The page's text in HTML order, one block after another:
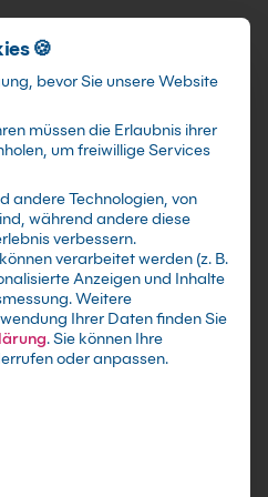
Schnellzugriff
Training,
sowie
oder Inhouse-
- Lerne und erweitere
🍪
bevor Sie unsere Website
müssen die Erlaubnis ihrer
um freiwillige Services
andere Technologien, von
während andere diese
verbessern.
verarbeitet werden (z. B.
Anzeigen und Inhalte
Weitere
Ihrer Daten finden Sie
.Sie können Ihre
oder anpassen.
Gruppen, für die eine